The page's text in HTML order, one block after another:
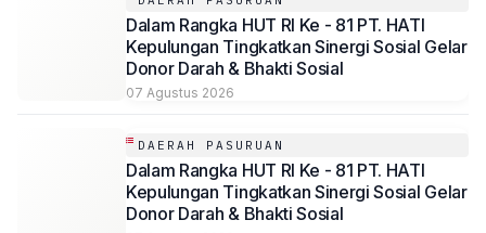
Dalam Rangka HUT RI Ke - 81 PT. HATI
Kepulungan Tingkatkan Sinergi Sosial Gelar
Donor Darah & Bhakti Sosial
07 Agustus 2026
DAERAH PASURUAN
Dalam Rangka HUT RI Ke - 81 PT. HATI
Kepulungan Tingkatkan Sinergi Sosial Gelar
Donor Darah & Bhakti Sosial